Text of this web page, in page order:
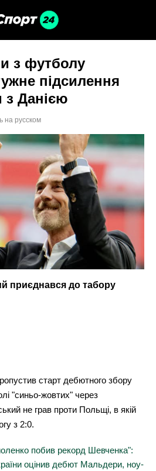
з футболу
підсилення
з Данією
на русском
приєднався до табору
старт дебютного збору
"синьо-жовтих" через
не грав проти Польщі, в якій
з 2:0.
побив рекорд Шевченка":
оцінив дебют Мальдери, ноу-